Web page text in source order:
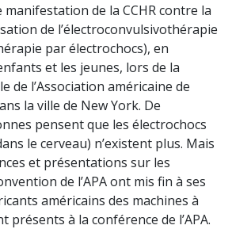
de la CCHR contre la
de l’électroconvulsivothérapie
par électrochocs), en
et les jeunes, lors de la
de l’Association américaine de
la ville de New York. De
pensent que les électrochocs
le cerveau) n’existent plus. Mais
et présentations sur les
de l’APA ont mis fin à ses
américains des machines à
présents à la conférence de l’APA.